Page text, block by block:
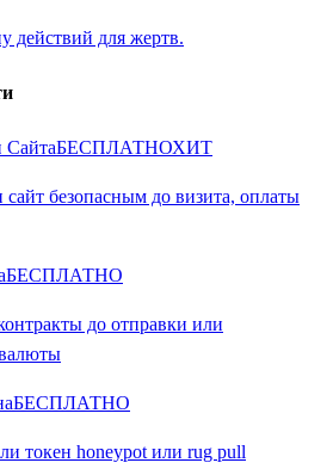
действий для жертв.
СайтаБЕСПЛАТНОХИТ
сайт безопасным до визита, оплаты
БЕСПЛАТНО
до отправки или
БЕСПЛАТНО
токен honeypot или rug pull